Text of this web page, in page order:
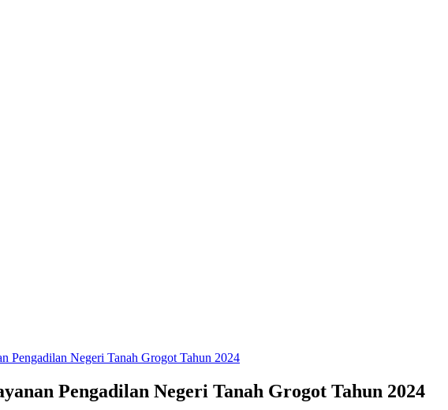
Pengadilan Negeri Tanah Grogot Tahun 2024
Pengadilan Negeri Tanah Grogot Tahun 2024